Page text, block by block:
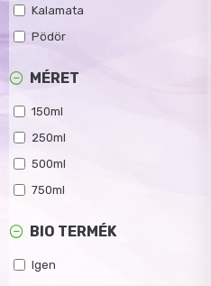
Kalamata
Pödör
MÉRET
150ml
250ml
500ml
750ml
BIO TERMÉK
Igen